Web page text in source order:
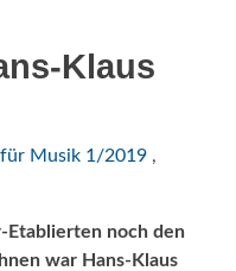
Klaus
Musik 1/2019 ,
Etablierten noch den
war Hans-Klaus